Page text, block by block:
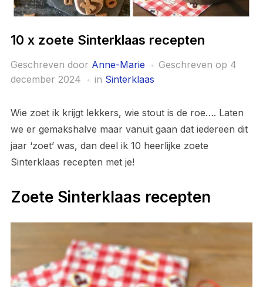
10 x zoete Sinterklaas recepten
Geschreven door Anne-Marie Geschreven op 4
december 2024
in Sinterklaas
Wie zoet ik krijgt lekkers, wie stout is de roe…. Laten
we er gemakshalve maar vanuit gaan dat iedereen dit
jaar ‘zoet’ was, dan deel ik 10 heerlijke zoete
Sinterklaas recepten met je!
Zoete Sinterklaas recepten